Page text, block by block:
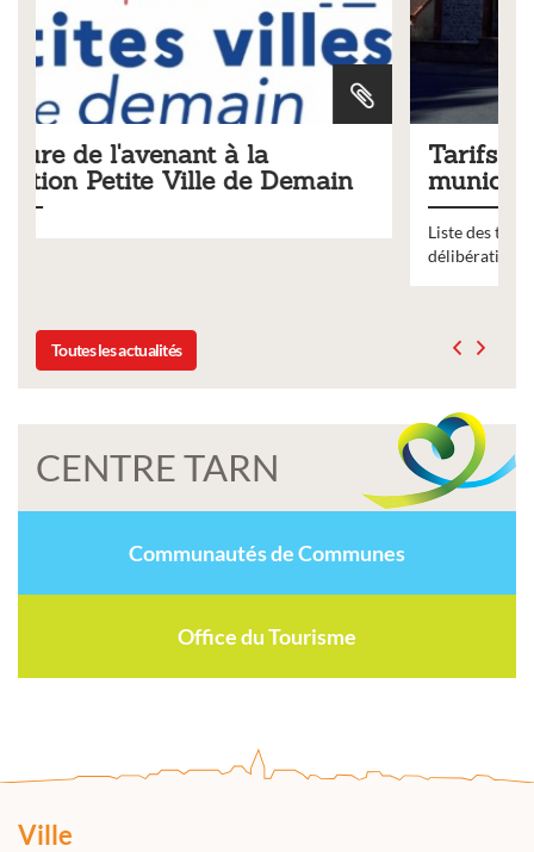
Tarifs 2026 des services
municipaux
délibération du conseil municipal du 19 décembre 2025
Toutes les actualités
CENTRE TARN
Communautés de Communes
Office du Tourisme
Ville